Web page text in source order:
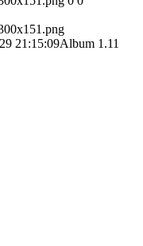
21:15:09Album 1.11